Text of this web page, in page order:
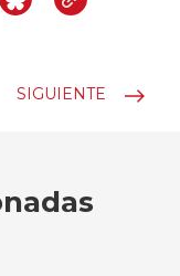
SIGUIENTE